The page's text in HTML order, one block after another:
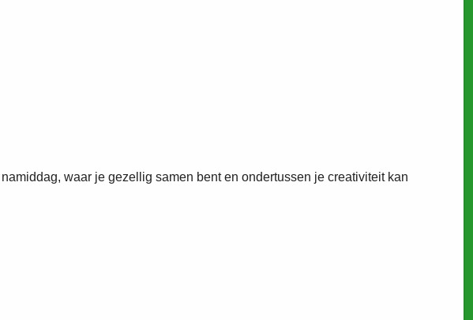
waar je gezellig samen bent en ondertussen je creativiteit kan